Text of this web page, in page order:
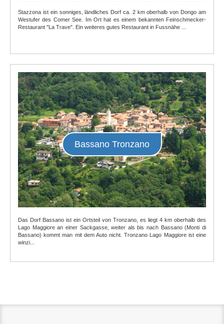
Stazzona ist ein sonniges, ländliches Dorf ca. 2 km oberhalb von Dongo am
Westufer des Comer See. Im Ort hat es einem bekannten Feinschmecker-
Restaurant "La Trave". Ein weiteres gutes Restaurant in Fussnähe ...
Bassano Tronzano
Das Dorf Bassano ist ein Ortsteil von Tronzano, es liegt 4 km oberhalb des
Lago Maggiore an einer Sackgasse, weiter als bis nach Bassano (Monti di
Bassano) kommt man mit dem Auto nicht. Tronzano Lago Maggiore ist eine
winzi...